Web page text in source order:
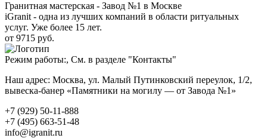
Гранитная мастерская - Завод №1 в Москве
iGranit - одна из лучших компаний в области ритуальных
услуг. Уже более 15 лет.
от 9715 руб.
Режим работы:, См. в разделе "Контакты"
Наш адрес: Москва, ул. Малый Путинковский переулок, 1/2,
вывеска-банер «Памятники на могилу — от Завода №1»
+7 (929) 50-11-888
+7 (495) 663-51-48
info@igranit.ru